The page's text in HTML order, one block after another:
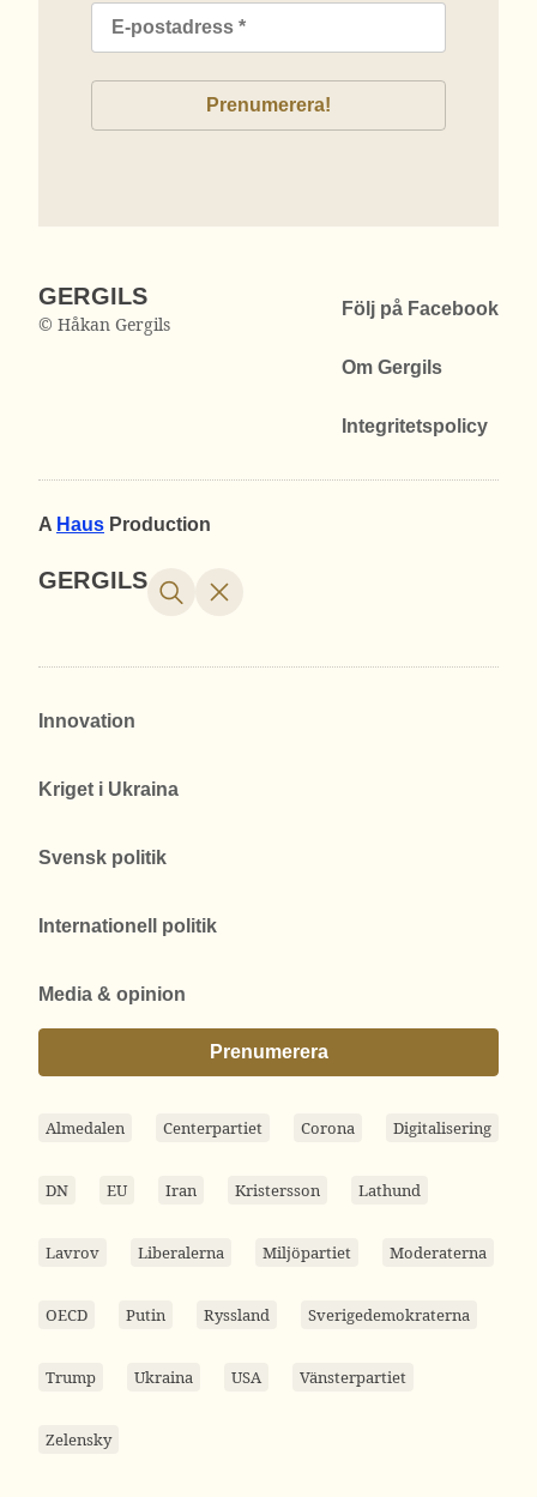
GERGILS
© Håkan Gergils
Följ på Facebook
Om Gergils
Integritetspolicy
A Haus Production
GERGILS
Innovation
Kriget i Ukraina
Svensk politik
Internationell politik
Media & opinion
Prenumerera
Almedalen Centerpartiet Corona Digitalisering
DN EU Iran Kristersson Lathund
Lavrov Liberalerna Miljöpartiet Moderaterna
OECD Putin Ryssland Sverigedemokraterna
Trump Ukraina USA Vänsterpartiet
Zelensky